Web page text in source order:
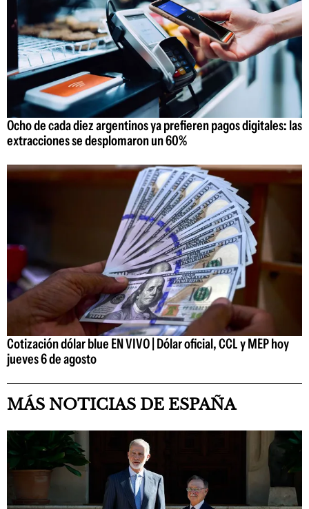
Ocho de cada diez argentinos ya prefieren pagos digitales: las
extracciones se desplomaron un 60%
Cotización dólar blue EN VIVO | Dólar oficial, CCL y MEP hoy
jueves 6 de agosto
MÁS NOTICIAS DE ESPAÑA